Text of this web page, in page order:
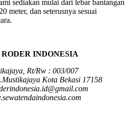
sediakan mulai dari lebar bantangan
meter, dan seterusnya sesuai
INDONESIA
Rt/Rw : 003/007
Kota Bekasi 17158